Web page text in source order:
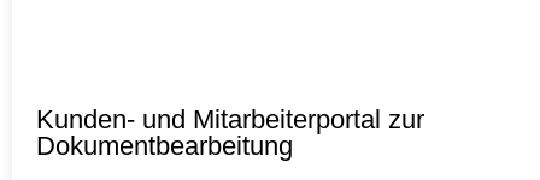
Kunden- und Mitarbeiterportal zur
Dokumentbearbeitung